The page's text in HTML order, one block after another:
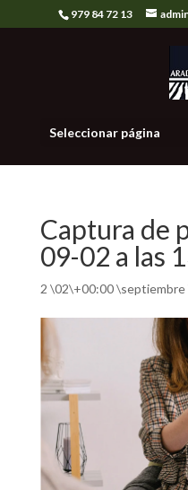
979 84 72 13
Seleccionar página
Captura de
09-02 a las
2 \02\+00:00